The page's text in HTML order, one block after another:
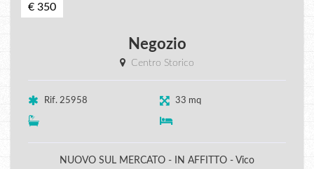
€ 350
Negozio
Centro Storico
Rif. 25958 33 mq
NUOVO SUL MERCATO - IN AFFITTO - Vico